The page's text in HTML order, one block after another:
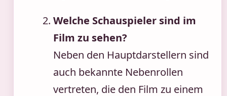
Welche Schauspieler sind im
Film zu sehen?
Neben den Hauptdarstellern sind
auch bekannte Nebenrollen
vertreten, die den Film zu einem